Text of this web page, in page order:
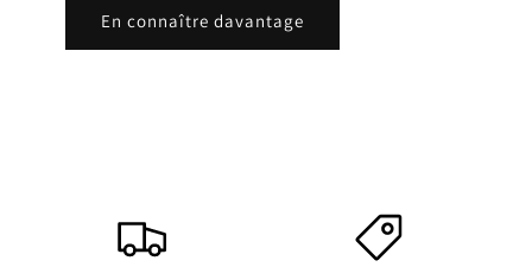
En connaître davantage